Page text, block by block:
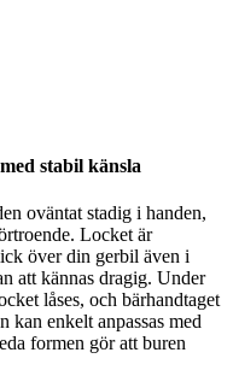
stabil känsla
oväntat stadig i handen,
Locket är
över din gerbil även i
att kännas dragig. Under
låses, och bärhandtaget
kan enkelt anpassas med
formen gör att buren